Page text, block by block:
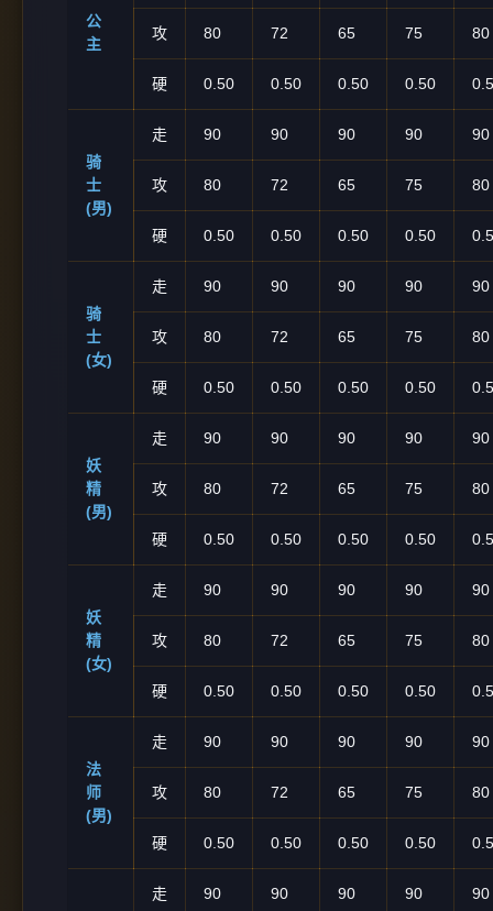
公
主
攻 80 72 65 75 80
硬 0.50 0.50 0.50 0.50
骑
士
(男)
走 90 90 90 90 90
攻 80 72 65 75 80
硬 0.50 0.50 0.50 0.50
骑
士
(女)
走 90 90 90 90 90
攻 80 72 65 75 80
硬 0.50 0.50 0.50 0.50
妖
精
(男)
走 90 90 90 90 90
攻 80 72 65 75 80
硬 0.50 0.50 0.50 0.50
妖
精
(女)
走 90 90 90 90 90
攻 80 72 65 75 80
硬 0.50 0.50 0.50 0.50
法
师
(男)
走 90 90 90 90 90
攻 80 72 65 75 80
硬 0.50 0.50 0.50 0.50
走 90 90 90 90 90